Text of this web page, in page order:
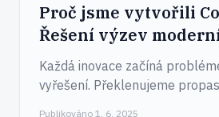
Proč jsme vytvořili
Řešení výzev
dodávání softwaru v
Každá inovace začíná
vyřešení. Překlenujeme
Publikováno 1. 6. 2025